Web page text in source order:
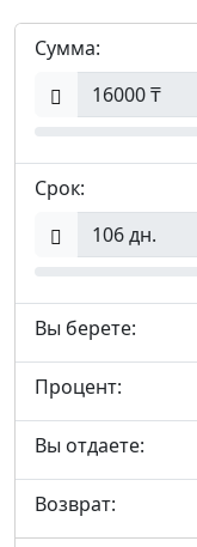
Сумма:
Срок:
Вы берете:
Процент:
Вы отдаете:
Возврат: